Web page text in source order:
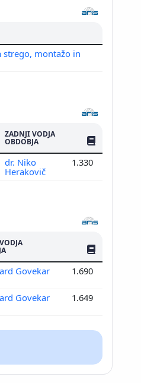
strego, montažo in
ZADNJI VODJA
OBDOBJA ŠTEV.
dr. Niko
Herakovič
1.330
ŠTEV.
Govekar 1.690
Govekar 1.649